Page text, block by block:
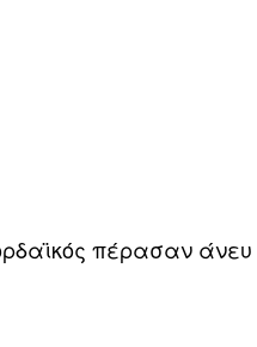
πέρασαν άνευ